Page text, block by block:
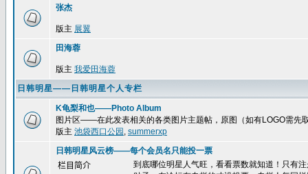
张杰
版主 展翼
田海蓉
版主 我爱田海蓉
日韩明星——日韩明星个人专栏
K龟梨和也——Photo Album
图片区——在此发表相关的各类图片主题帖，原图（如有LOGO需先
版主 池袋西口公园 , summerxp
日韩明星风云榜——每个会员名只能投一票
栏目简介
到底哪位明星人气旺，看看票数就知道！只有